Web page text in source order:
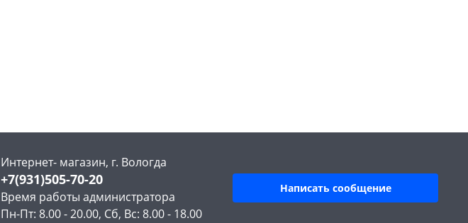
Интернет- магазин, г. Вологда
+7(931)505-70-20
Время работы администратора
Пн-Пт: 8.00 - 20.00, Сб, Вс: 8.00 - 18.00
Написать сообщение
раз в 2 недели